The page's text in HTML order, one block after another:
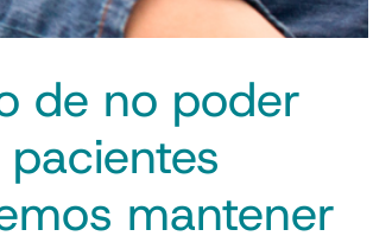
de no poder
mantener